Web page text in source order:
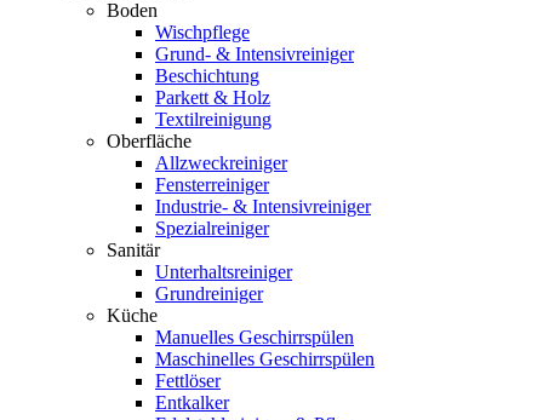
Boden
Wischpflege
Grund- & Intensivreiniger
Beschichtung
Parkett & Holz
Textilreinigung
Oberfläche
Allzweckreiniger
Fensterreiniger
Industrie- & Intensivreiniger
Spezialreiniger
Sanitär
Unterhaltsreiniger
Grundreiniger
Küche
Manuelles Geschirrspülen
Maschinelles Geschirrspülen
Fettlöser
Entkalker